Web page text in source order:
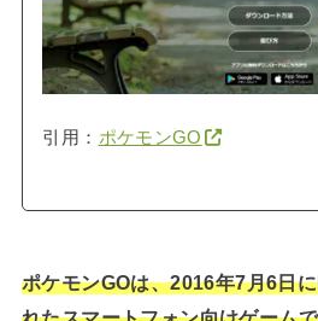
引用： ポケモンGO
ポケモンGOは、2016年7月6日